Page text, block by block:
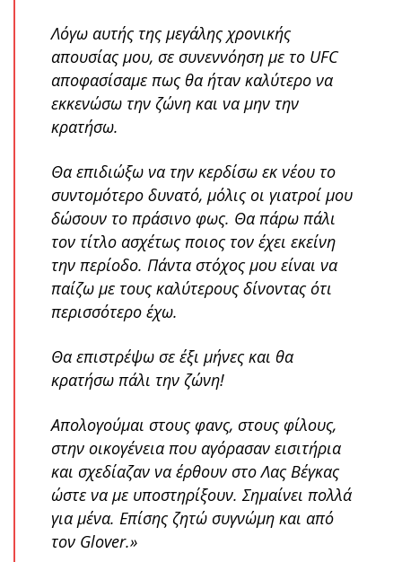
Λόγω αυτής της μεγάλης χρονικής
απουσίας μου, σε συνεννόηση με το UFC
αποφασίσαμε πως θα ήταν καλύτερο να
εκκενώσω την ζώνη και να μην την
κρατήσω.
Θα επιδιώξω να την κερδίσω εκ νέου το
συντομότερο δυνατό, μόλις οι γιατροί μου
δώσουν το πράσινο φως. Θα πάρω πάλι
τον τίτλο ασχέτως ποιος τον έχει εκείνη
την περίοδο. Πάντα στόχος μου είναι να
παίζω με τους καλύτερους δίνοντας ότι
περισσότερο έχω.
Θα επιστρέψω σε έξι μήνες και θα
κρατήσω πάλι την ζώνη!
Απολογούμαι στους φανς, στους φίλους,
στην οικογένεια που αγόρασαν εισιτήρια
και σχεδίαζαν να έρθουν στο Λας Βέγκας
ώστε να με υποστηρίξουν. Σημαίνει πολλά
για μένα. Επίσης ζητώ συγνώμη και από
τον Glover.»